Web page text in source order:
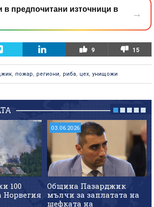
в предпочитани източници в
→
9 15
, пожар, региони, риба, цех, унищожи
100
03.06.2026
Община Пазарджик
мълчи за заплатата на
шефката на